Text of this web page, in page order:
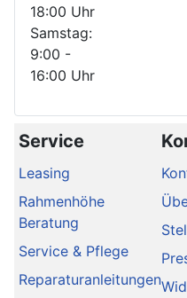
18:00 Uhr
Samstag:
9:00 -
16:00 Uhr
Service
Leasing
Rahmenhöhe
Beratung
Service & Pflege
Reparaturanleitungen